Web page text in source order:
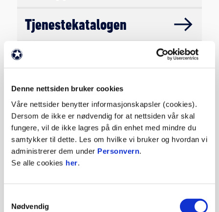
Denne nettsiden bruker cookies
Våre nettsider benytter informasjonskapsler (cookies).
Dersom de ikke er nødvendig for at nettsiden vår skal
fungere, vil de ikke lagres på din enhet med mindre du
samtykker til dette. Les om hvilke vi bruker og hvordan vi
administrerer dem under Personvern.
Se alle cookies her.
Nødvendig
Tjenestekatalogen
Styreledere i Norsk
Toppfotball
Adresse: Sognsveien 75F N-0855 Oslo Norway